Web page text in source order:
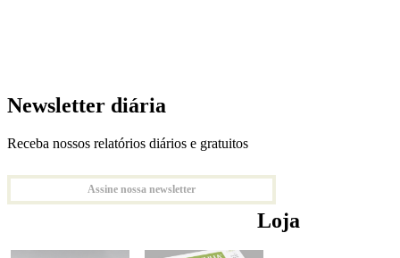
Newsletter diária
Receba nossos relatórios diários e gratuitos
Assine nossa newsletter
Loja